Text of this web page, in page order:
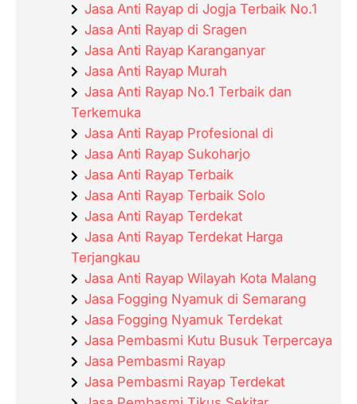
Jasa Anti Rayap di Jogja Terbaik No.1
Jasa Anti Rayap di Sragen
Jasa Anti Rayap Karanganyar
Jasa Anti Rayap Murah
Jasa Anti Rayap No.1 Terbaik dan
Terkemuka
Jasa Anti Rayap Profesional di
Jasa Anti Rayap Sukoharjo
Jasa Anti Rayap Terbaik
Jasa Anti Rayap Terbaik Solo
Jasa Anti Rayap Terdekat
Jasa Anti Rayap Terdekat Harga
Terjangkau
Jasa Anti Rayap Wilayah Kota Malang
Jasa Fogging Nyamuk di Semarang
Jasa Fogging Nyamuk Terdekat
Jasa Pembasmi Kutu Busuk Terpercaya
Jasa Pembasmi Rayap
Jasa Pembasmi Rayap Terdekat